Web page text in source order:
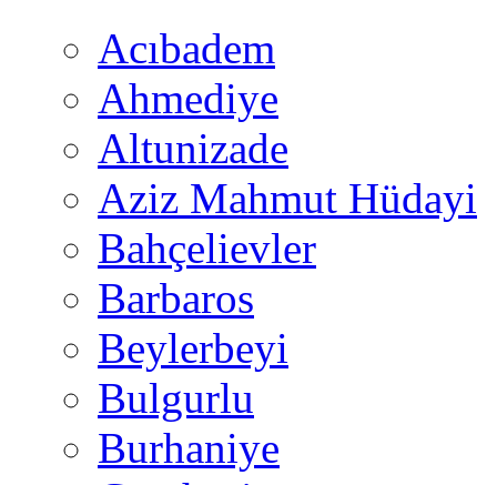
Acıbadem
Ahmediye
Altunizade
Aziz Mahmut Hüdayi
Bahçelievler
Barbaros
Beylerbeyi
Bulgurlu
Burhaniye